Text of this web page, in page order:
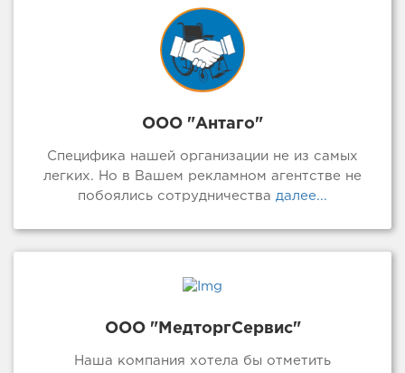
ООО "Антаго"
Специфика нашей организации не из самых
легких. Но в Вашем рекламном агентстве не
побоялись сотрудничества далее...
ООО "МедторгСервис"
Наша компания хотела бы отметить